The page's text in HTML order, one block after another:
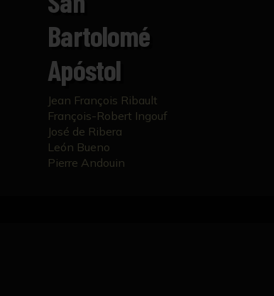
Bartolomé
Apóstol
Jean François Ribault
François-Robert Ingouf
José de Ribera
León Bueno
Pierre Andouin